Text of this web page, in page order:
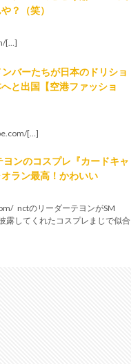
？（笑）
[…]
バーたちが日本のドリショ
と出国【空港ファッショ
[…]
ヨンのコスプレ『カードキャ
ラン最高！かわいい
nctのリーダーテヨンがSM
露してくれたコスプレまじで似合